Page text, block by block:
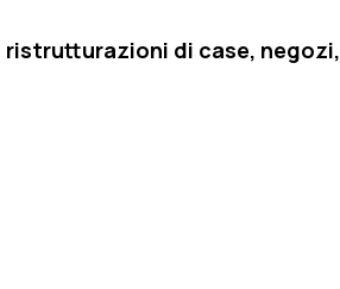
di case,